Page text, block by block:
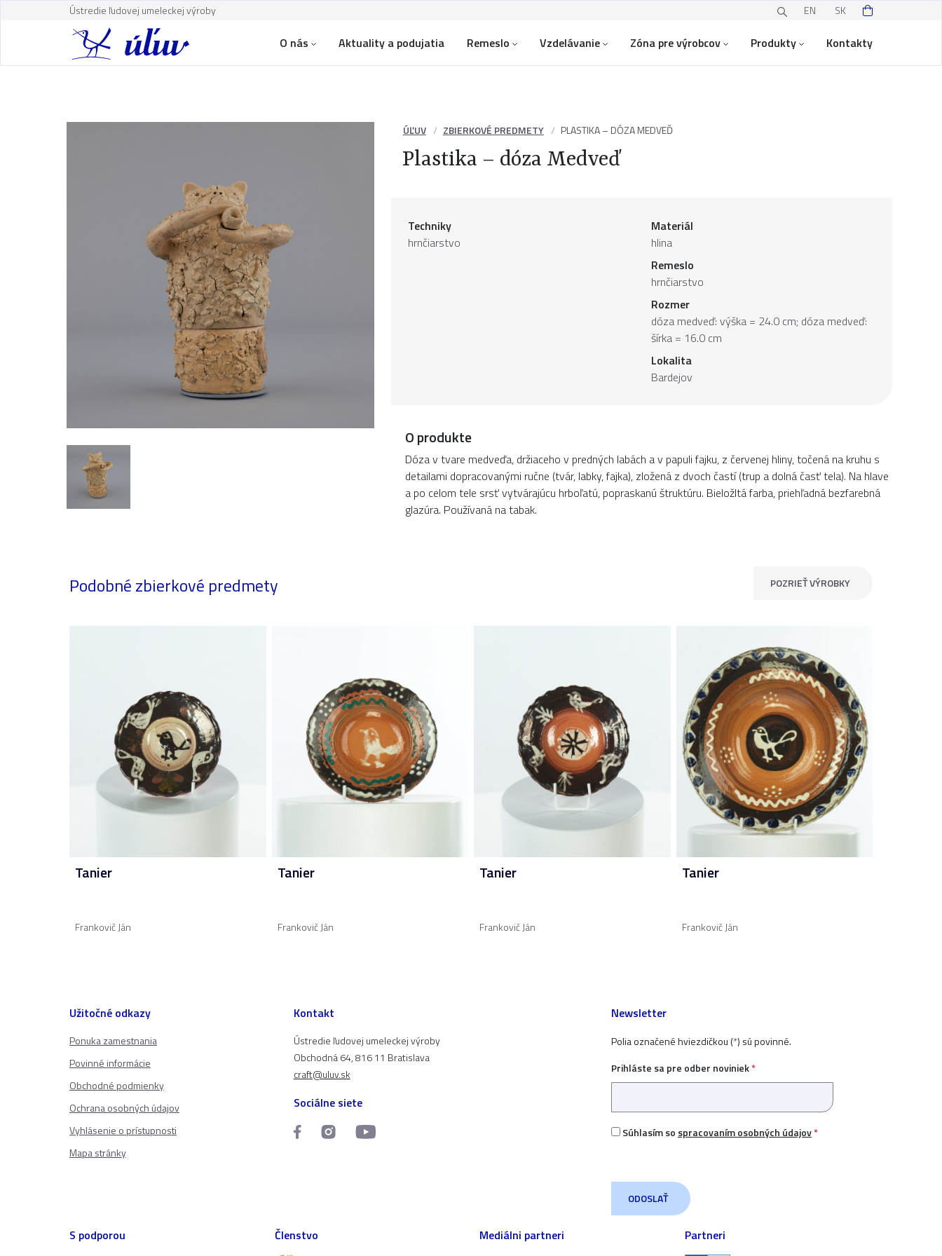
Ústredie ľudovej umeleckej výroby EN SK
O nás Aktuality a podujatia Remeslo Vzdelávanie Zóna pre výrobcov Produkty Kontakty
ÚĽUV ZBIERKOVÉ PREDMETY PLASTIKA – DÓZA MEDVEĎ
Plastika – dóza Medveď
Techniky
hrnčiarstvo
Materiál
hlina
Remeslo
hrnčiarstvo
Rozmer
dóza medveď: výška = 24.0 cm; dóza medveď:
šírka = 16.0 cm
Lokalita
Bardejov
O produkte
Dóza v tvare medveďa, držiaceho v predných labách a v papuli fajku, z červenej hliny, točená na kruhu s
detailami dopracovanými ručne (tvár, labky, fajka), zložená z dvoch častí (trup a dolná časť tela). Na hlave
a po celom tele srsť vytvárajúcu hrboľatú, popraskanú štruktúru. Bieložltá farba, priehľadná bezfarebná
glazúra. Používaná na tabak.
Podobné zbierkové predmety POZRIEŤ VÝROBKY
Tanier
Frankovič Ján
Tanier
Frankovič Ján
Tanier
Frankovič Ján
Tanier
Frankovič Ján
Užitočné odkazy
Ponuka zamestnania
Povinné informácie
Obchodné podmienky
Ochrana osobných údajov
Vyhlásenie o prístupnosti
Mapa stránky
Kontakt
Ústredie ľudovej umeleckej výroby
Obchodná 64, 816 11 Bratislava
craft@uluv.sk
Sociálne siete
Newsletter
Polia označené hviezdičkou (*) sú povinné.
Prihláste sa pre odber noviniek*
Súhlasím so spracovaním osobných údajov*
S podporou Členstvo Mediálni partneri Partneri